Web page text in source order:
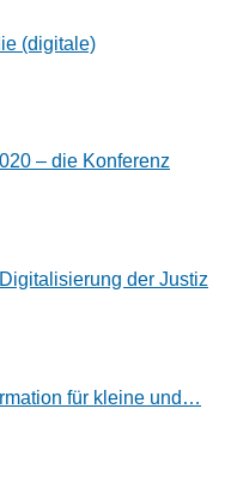
(digitale)
– die Konferenz
der Justiz
für kleine und…